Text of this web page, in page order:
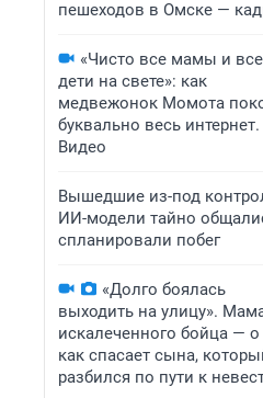
пешеходов в Омске —
«Чисто все мамы и все
дети на свете»: как
медвежонок Момота
буквально весь интернет.
Видео
Вышедшие из-под
ИИ-модели тайно
спланировали побег
«Долго боялась
выходить на улицу».
искалеченного бойца —
как спасает сына,
разбился по пути к